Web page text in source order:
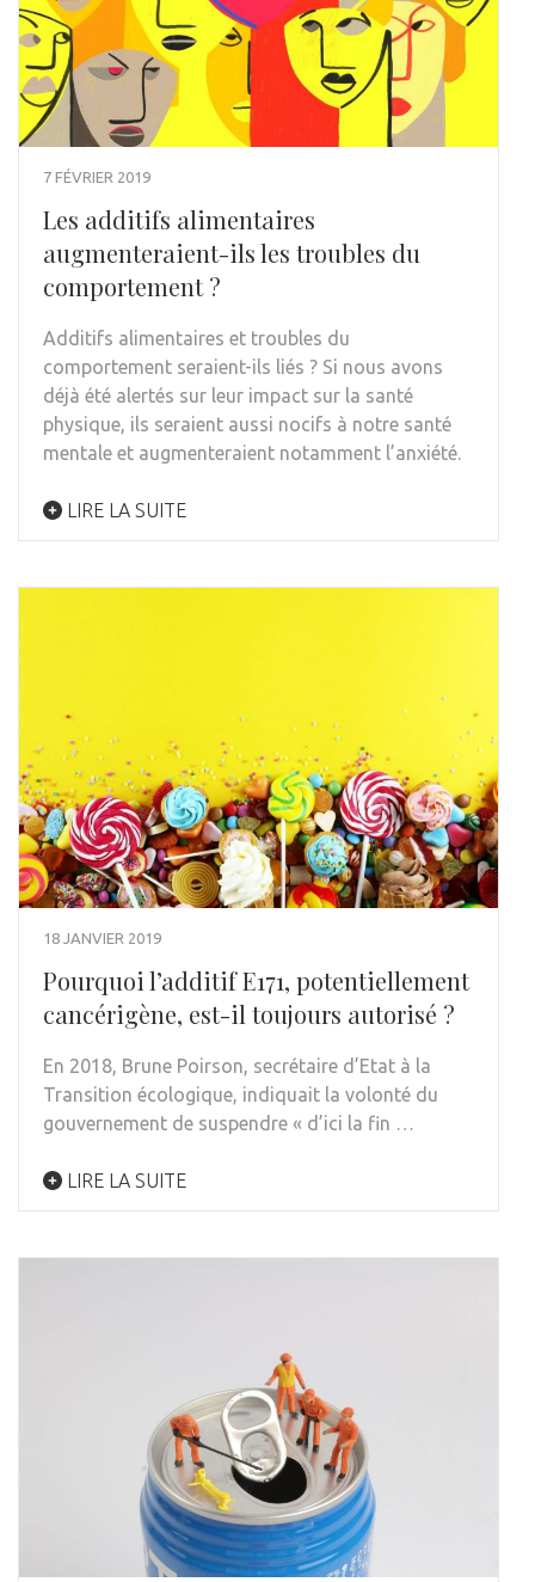
7 FÉVRIER 2019
Les additifs alimentaires
augmenteraient-ils les troubles du
comportement ?
Additifs alimentaires et troubles du
comportement seraient-ils liés ? Si nous avons
déjà été alertés sur leur impact sur la santé
physique, ils seraient aussi nocifs à notre santé
mentale et augmenteraient notamment l’anxiété.
LIRE LA SUITE
18 JANVIER 2019
Pourquoi l’additif E171, potentiellement
cancérigène, est-il toujours autorisé ?
En 2018, Brune Poirson, secrétaire d’Etat à la
Transition écologique, indiquait la volonté du
gouvernement de suspendre « d’ici la fin …
LIRE LA SUITE